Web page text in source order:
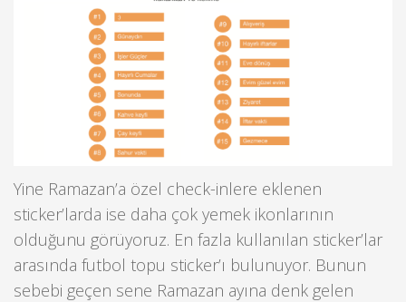
Yine Ramazan’a özel check-inlere eklenen
sticker’larda ise daha çok yemek ikonlarının
olduğunu görüyoruz. En fazla kullanılan sticker’lar
arasında futbol topu sticker’ı bulunuyor. Bunun
sebebi geçen sene Ramazan ayına denk gelen